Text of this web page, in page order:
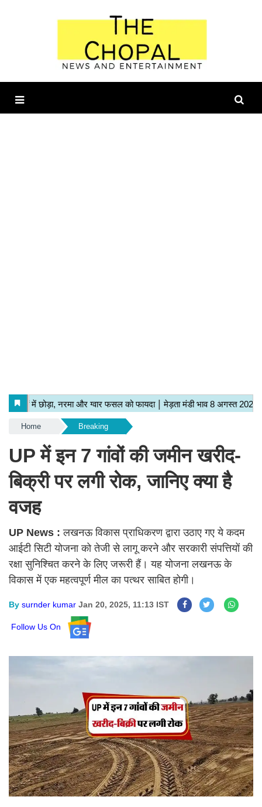
Home Breaking
UP में इन 7 गांवों की जमीन खरीद-
बिक्री पर लगी रोक, जानिए क्या है
वजह
UP News :लखनऊ विकास प्राधिकरण द्वारा उठाए गए ये कदम
आईटी सिटी योजना को तेजी से लागू करने और सरकारी संपत्तियों की
रक्षा सुनिश्चित करने के लिए जरूरी हैं। यह योजना लखनऊ के
विकास में एक महत्वपूर्ण मील का पत्थर साबित होगी।
By surnder kumar Jan 20, 2025, 11:13 IST
Follow Us On